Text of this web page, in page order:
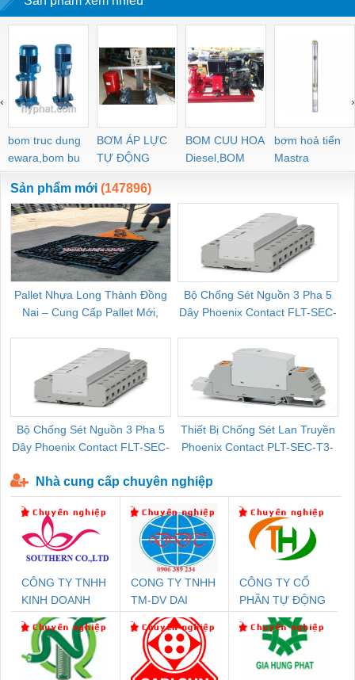
bom truc dung
ewara,bom bu
ewara
BƠM ÁP LỰC
TỰ ĐỘNG
BOM CUU HOA
Diesel,BOM
CHUA CHAY
bơm hoả tiển
Mastra
‹ ›
Sản phẩm mới (147896)
Pallet Nhựa Long Thành Đồng
Nai – Cung Cấp Pallet Mới,
Bộ Chống Sét Nguồn 3 Pha 5
Dây Phoenix Contact FLT-SEC-
Bộ Chống Sét Nguồn 3 Pha 5
Dây Phoenix Contact FLT-SEC-
Thiết Bị Chống Sét Lan Truyền
Phoenix Contact PLT-SEC-T3-
Nhà cung cấp chuyên nghiệp
CÔNG TY TNHH
KINH DOANH
DỊCH VỤ XNK
PHƯƠNG NAM
CONG TY TNHH
TM-DV DAI
DONG THANH
CÔNG TY CỔ
PHẦN TỰ ĐỘNG
TIẾN HƯNG